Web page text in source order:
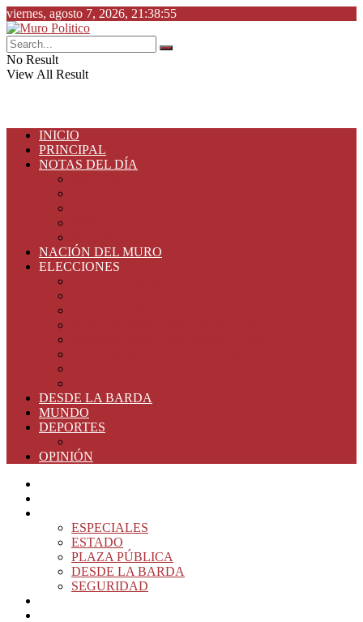
viernes, agosto 7, 2026, 21:38:55
No Result
View All Result
INICIO
PRINCIPAL
NOTAS DEL DÍA
NACIÓN DEL MURO
ELECCIONES
DESDE LA BARDA
MUNDO
DEPORTES
OPINIÓN
ESPECIALES
ESTADO
PLAZA PÚBLICA
DESDE LA BARDA
SEGURIDAD